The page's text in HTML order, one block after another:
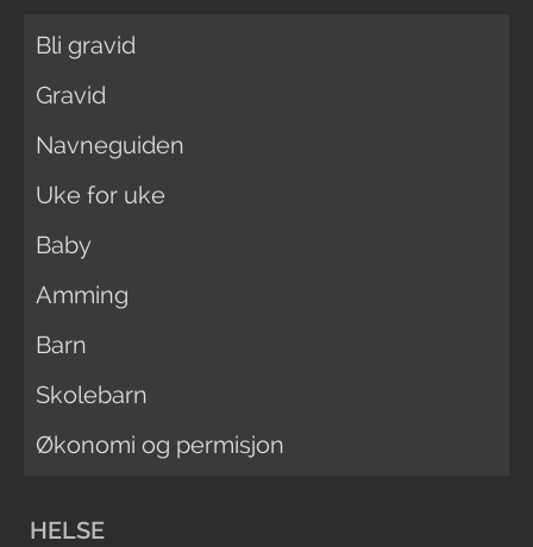
Bli gravid
Gravid
Navneguiden
Uke for uke
Baby
Amming
Barn
Skolebarn
Økonomi og permisjon
HELSE